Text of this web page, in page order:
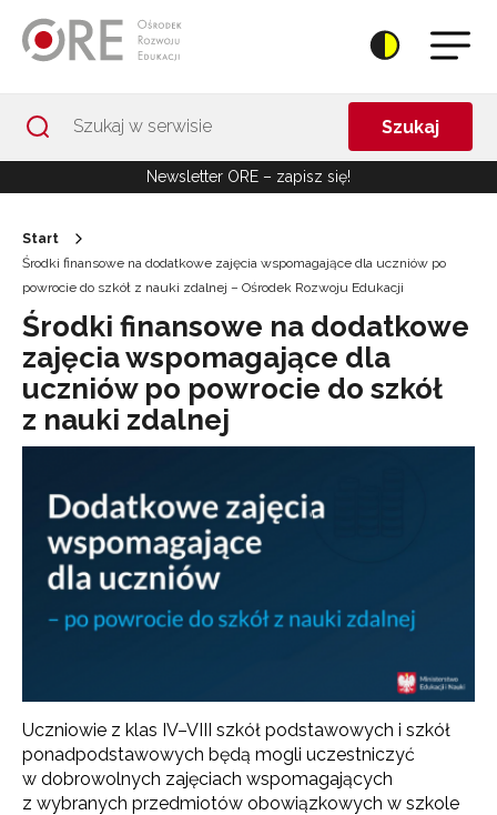
Szukaj
Newsletter ORE – zapisz się!
Start
Środki finansowe na dodatkowe zajęcia wspomagające dla uczniów po
powrocie do szkół z nauki zdalnej – Ośrodek Rozwoju Edukacji
Środki finansowe na dodatkowe
zajęcia wspomagające dla
uczniów po powrocie do szkół
z nauki zdalnej
Uczniowie z klas IV–VIII szkół podstawowych i szkół
ponadpodstawowych będą mogli uczestniczyć
w dobrowolnych zajęciach wspomagających
z wybranych przedmiotów obowiązkowych w szkole